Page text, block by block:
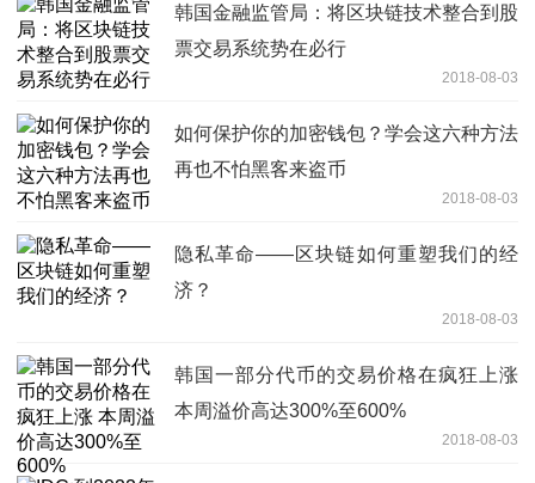
韩国金融监管局：将区块链技术整合到股
票交易系统势在必行
2018-08-03
如何保护你的加密钱包？学会这六种方法
再也不怕黑客来盗币
2018-08-03
隐私革命——区块链如何重塑我们的经
济？
2018-08-03
韩国一部分代币的交易价格在疯狂上涨
本周溢价高达300%至600%
2018-08-03